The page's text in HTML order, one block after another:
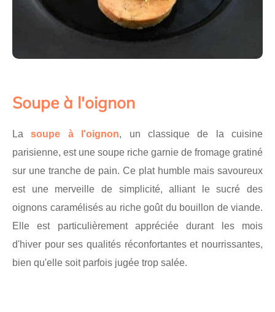
Soupe à l'oignon
Lasoupe à l'oignon, un classique de la cuisine
parisienne, est une soupe riche garnie de fromage gratiné
sur une tranche de pain. Ce plat humble mais savoureux
est une merveille de simplicité, alliant le sucré des
oignons caramélisés au riche goût du bouillon de viande.
Elle est particulièrement appréciée durant les mois
d'hiver pour ses qualités réconfortantes et nourrissantes,
bien qu'elle soit parfois jugée trop salée.